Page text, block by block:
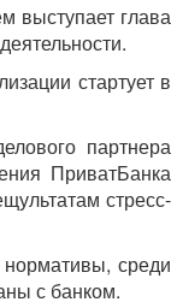
выступает глава
стартует в
партнера
ПриватБанка
стресс-
среди
с банком.